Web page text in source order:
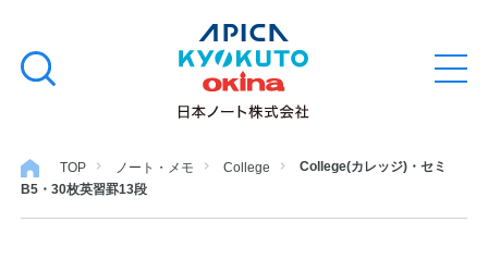
文
キ
ッ
検
る
ノート・メモ
TOP ノート・メモ College
College(カレッジ)・セミ
B5・30枚英習罫13段